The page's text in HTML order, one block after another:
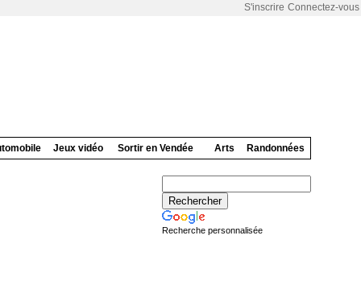
Connectez-vous
S'inscrire
Jeux vidéo Sortir en Vendée Arts Randonnées
Recherche personnalisée